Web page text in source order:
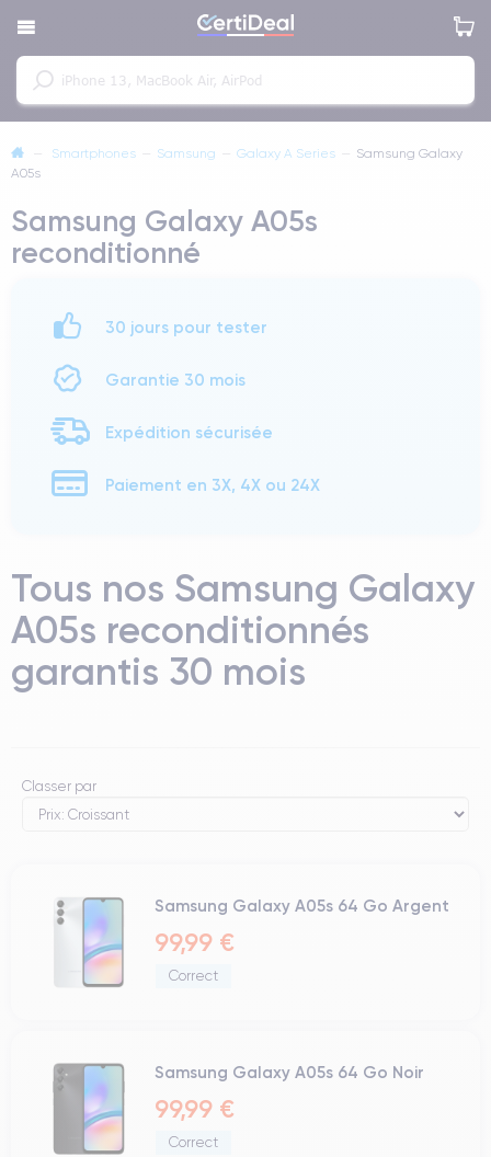
— Smartphones — Samsung — Galaxy A Series — Samsung Galaxy
A05s
Samsung Galaxy A05s
reconditionné
30 jours pour tester
Garantie 30 mois
Expédition sécurisée
Paiement en 3X, 4X ou 24X
Tous nos Samsung Galaxy
A05s reconditionnés
garantis 30 mois
Classer par
Samsung Galaxy A05s 64 Go Argent
99,99 €
Correct
Samsung Galaxy A05s 64 Go Noir
99,99 €
Correct